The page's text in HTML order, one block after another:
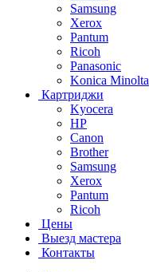
Samsung
Xerox
Pantum
Ricoh
Panasonic
Konica Minolta
Картриджи
Kyocera
HP
Canon
Brother
Samsung
Xerox
Pantum
Ricoh
Цены
Выезд мастера
Контакты